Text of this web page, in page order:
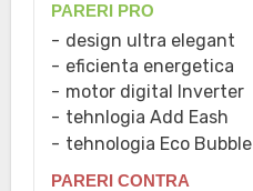
PARERI PRO
design ultra elegant
eficienta energetica
motor digital Inverter
tehnlogia Add Eash
tehnologia Eco Bubble
PARERI CONTRA